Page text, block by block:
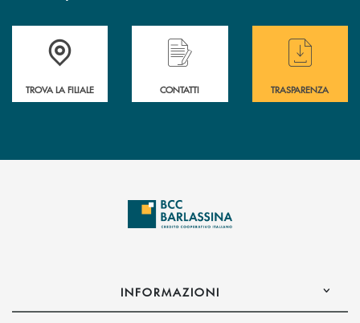
Accedi all' elenco completo delle filiali di BCC Barlassina.
TROVA LA FILIALE
Hai bisogno di assistenza immediata ?
CONTATTI
Hai bisogno di
TRASPARENZA
INFORMAZIONI